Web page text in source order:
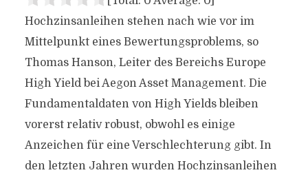
Hochzinsanleihen stehen nach wie vor im
Mittelpunkt eines Bewertungsproblems, so
Thomas Hanson, Leiter des Bereichs Europe
High Yield bei Aegon Asset Management. Die
Fundamentaldaten von High Yields bleiben
vorerst relativ robust, obwohl es einige
Anzeichen für eine Verschlechterung gibt. In
den letzten Jahren wurden Hochzinsanleihen